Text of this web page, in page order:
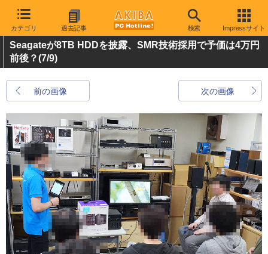
カテゴリ 過去記事 検索 Impressサイト
Seagateが8TB HDDを披露、SMR技術採用で予価は4万円
前後？(7/9)
前の画像 次の画像